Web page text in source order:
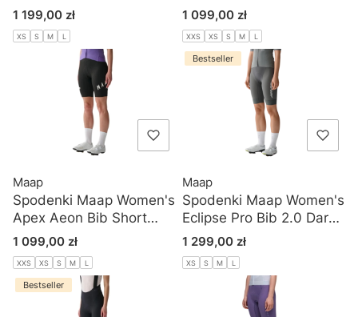
Cargo Black
Cena
1 199,00 zł
XS S M L
Black Black
Cena
1 099,00 zł
XXS XS S M L
Spodenki Maap Women's
Apex Aeon Bib Short
Black White
Maap
Cena
1 099,00 zł
XXS XS S M L
Bestseller
Spodenki Maap Women's
Eclipse Pro Bib 2.0 Dark
Shadow
Maap
Cena
1 299,00 zł
XS S M L
Bestseller